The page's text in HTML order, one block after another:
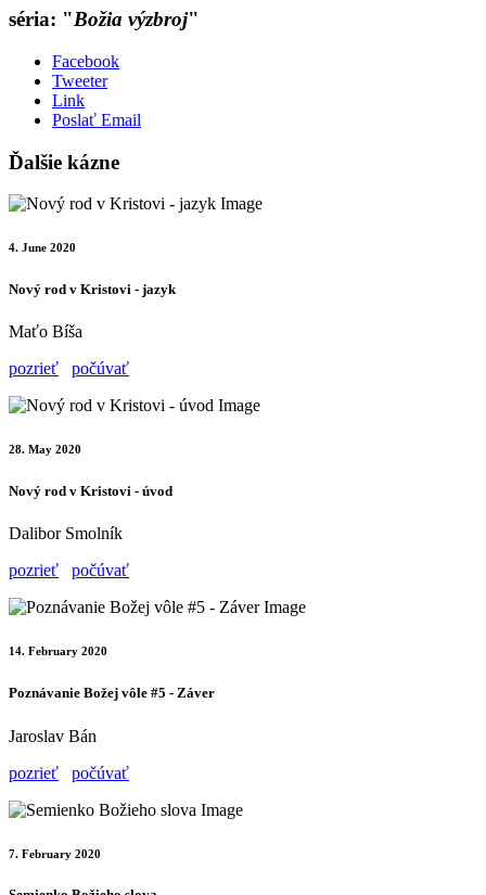
séria: "Božia výzbroj"
Facebook
Tweeter
Link
Poslať Email
Ďalšie kázne
4. June 2020
Nový rod v Kristovi - jazyk
Maťo Bíša
pozrieť
počúvať
28. May 2020
Nový rod v Kristovi - úvod
Dalibor Smolník
pozrieť
počúvať
14. February 2020
Poznávanie Božej vôle #5 - Záver
Jaroslav Bán
pozrieť
počúvať
7. February 2020